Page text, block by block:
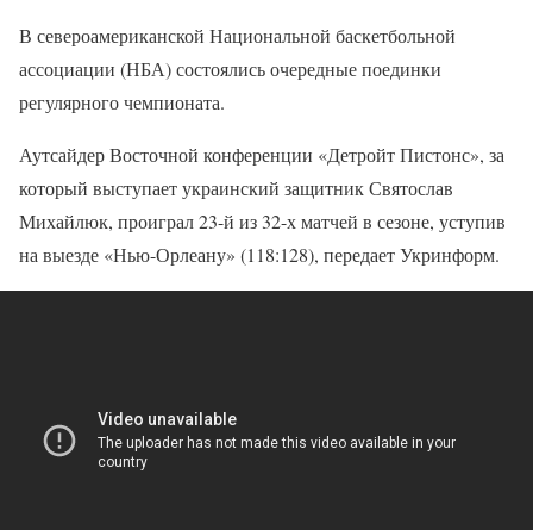
В североамериканской Национальной баскетбольной
ассоциации (НБА) состоялись очередные поединки
регулярного чемпионата.
Аутсайдер Восточной конференции «Детройт Пистонс», за
который выступает украинский защитник Святослав
Михайлюк, проиграл 23-й из 32-х матчей в сезоне, уступив
на выезде «Нью-Орлеану» (118:128), передает Укринформ.